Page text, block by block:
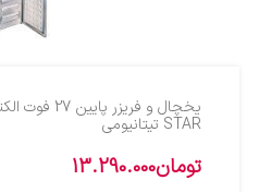
STAR تیتانیومی
تومان13.290.000